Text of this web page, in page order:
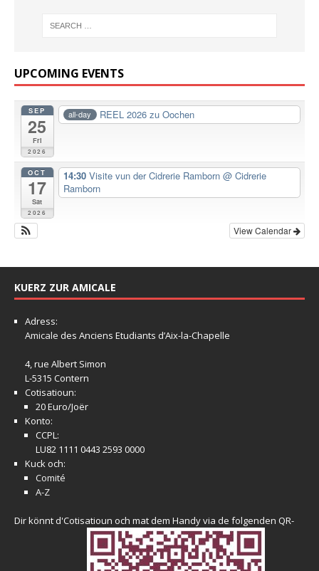
UPCOMING EVENTS
SEP
25
Fri
2026
all-day REEL 2026 zu Oochen
OCT
17
Sat
2026
14:30 Visite vun der Cidrerie Ramborn @ Cidrerie
Ramborn
View Calendar
KUERZ ZUR AMICALE
Adress:
Amicale des Anciens Etudiants d’Aix-la-Chapelle
4, rue Albert Simon
L-5315 Contern
Cotisatioun:
20 Euro/Joër
Konto:
CCPL:
LU82 1111 0443 2593 0000
Kuck och:
Comité
A-Z
Dir könnt d'Cotisatioun och mat dem Handy via de folgenden QR-